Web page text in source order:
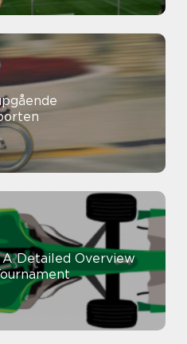
Detailed Overview